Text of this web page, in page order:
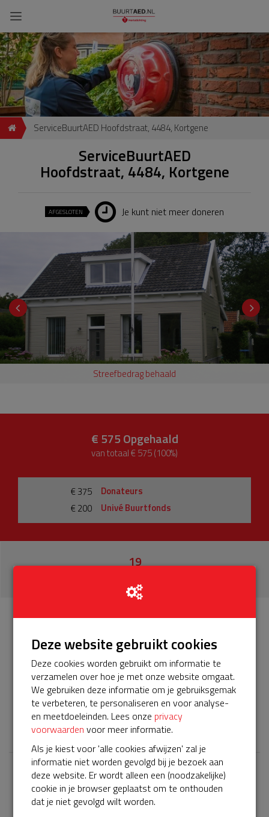
ServiceBuurtAED Hoofdstraat, 4484, Kortgene
ServiceBuurtAED
Hoofdstraat, 4484, Kortgene
AFGESLOTEN Je kunt niet meer doneren
Streefbedrag behaald
€ 575Opgehaald
van totaal € 575 (100%)
€ 375
Donateurs
€ 200
Univé Buurtfonds
19
Het servicepakket van onze BuurtAED verloopt bijna en
moet worden verlengd, zodat onze AED gebruiksklaar
blijft. Help je mee? Doneer voor ons servicepakket!
𝕏
Laatste donaties
Bekijk alle
Deze website gebruikt cookies
Deze cookies worden gebruikt om informatie te
verzamelen over hoe je met onze website omgaat.
We gebruiken deze informatie om je gebruiksgemak
te verbeteren, te personaliseren en voor analyse-
en meetdoeleinden. Lees onze privacy
voorwaarden voor meer informatie.
Als je kiest voor 'alle cookies afwijzen' zal je
informatie niet worden gevolgd bij je bezoek aan
deze website. Er wordt alleen een (noodzakelijke)
cookie in je browser geplaatst om te onthouden
dat je niet gevolgd wilt worden.